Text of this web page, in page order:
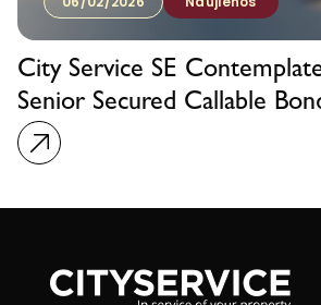
City Service SE
Senior Secured Callable